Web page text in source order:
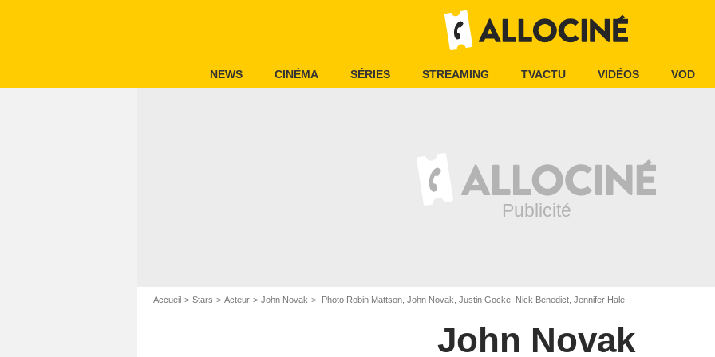
NEWS CINÉMA SÉRIES STREAMING TVACTU VIDÉOS VOD
Accueil Stars Acteur John Novak Photo Robin Mattson, John Novak, Justin Gocke, Nick Benedict, Jennifer Hale
John Novak